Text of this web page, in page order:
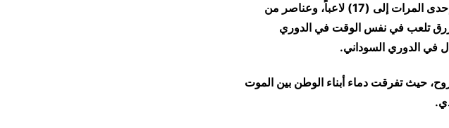
وصل عدد لاعبي الهلال الذين انضموا لمنتخبات بلادهم في إحدى المرات إلى (17) لاعباً، وعناصر من
تلعب في نفس الوقت في الدوري
في الدوري السوداني.
حيث تفرقت دماء أبناء الوطن بين الموت